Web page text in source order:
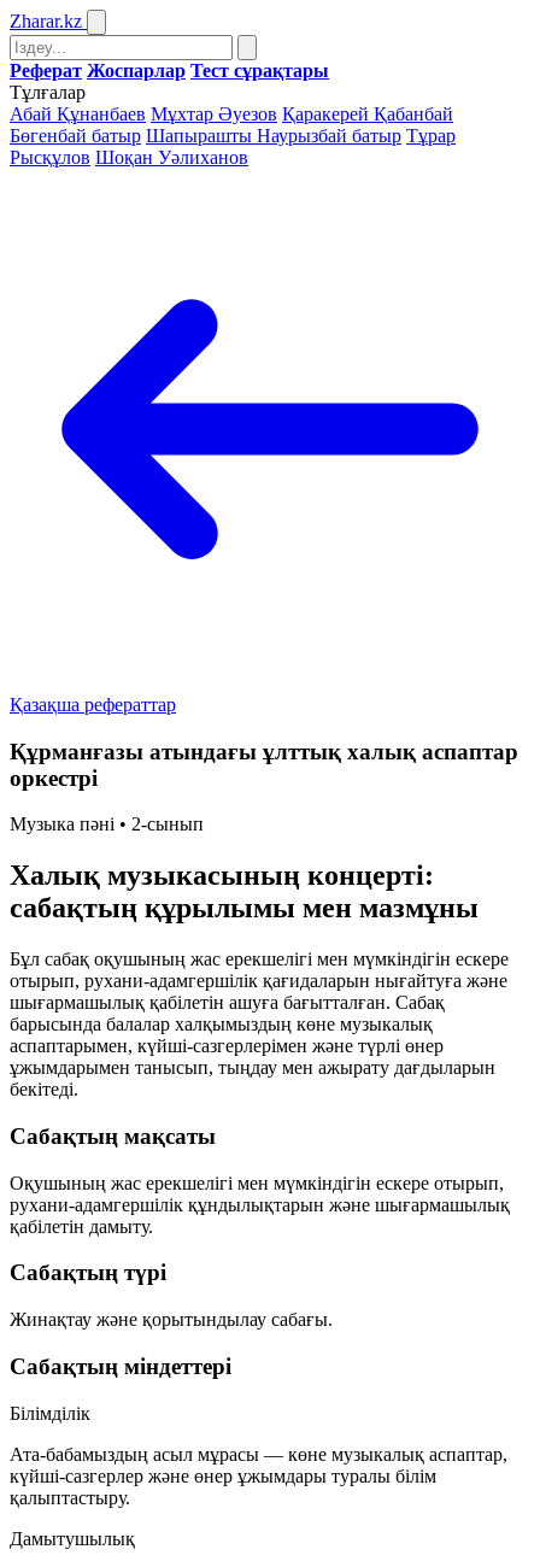
Zharar.kz
Реферат Жоспарлар Тест сұрақтары
Тұлғалар
Абай Құнанбаев Мұхтар Әуезов Қаракерей Қабанбай
Бөгенбай батыр Шапырашты Наурызбай батыр Тұрар
Рысқұлов Шоқан Уәлиханов
Қазақша рефераттар
Құрманғазы атындағы ұлттық халық аспаптар
оркестрі
Музыка пәні • 2-сынып
Халық музыкасының концерті:
сабақтың құрылымы мен мазмұны
Бұл сабақ оқушының жас ерекшелігі мен мүмкіндігін ескере
отырып, рухани-адамгершілік қағидаларын нығайтуға және
шығармашылық қабілетін ашуға бағытталған. Сабақ
барысында балалар халқымыздың көне музыкалық
аспаптарымен, күйші-сазгерлерімен және түрлі өнер
ұжымдарымен танысып, тыңдау мен ажырату дағдыларын
бекітеді.
Сабақтың мақсаты
Оқушының жас ерекшелігі мен мүмкіндігін ескере отырып,
рухани-адамгершілік құндылықтарын және шығармашылық
қабілетін дамыту.
Сабақтың түрі
Жинақтау және қорытындылау сабағы.
Сабақтың міндеттері
Білімділік
Ата-бабамыздың асыл мұрасы — көне музыкалық аспаптар,
күйші-сазгерлер және өнер ұжымдары туралы білім
қалыптастыру.
Дамытушылық